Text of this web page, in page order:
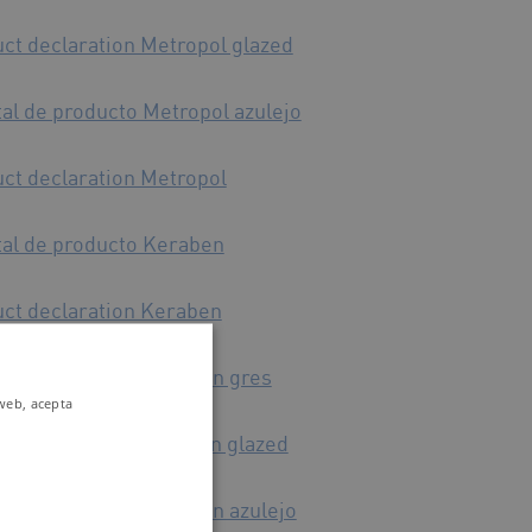
declaration Metropol glazed
de producto Metropol azulejo
declaration Metropol
de producto Keraben
declaration Keraben
de producto Keraben gres
declaration Keraben glazed
de producto Keraben azulejo
acepta